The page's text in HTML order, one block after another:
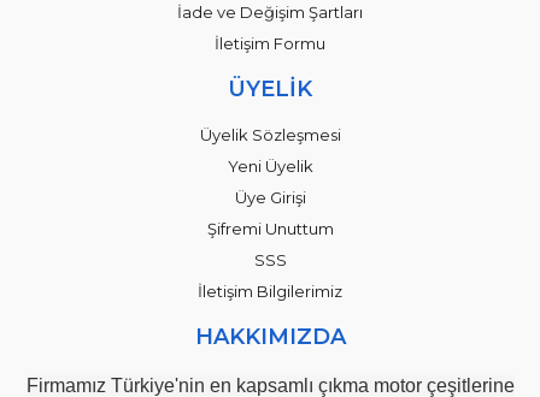
İade ve Değişim Şartları
İletişim Formu
ÜYELİK
Üyelik Sözleşmesi
Yeni Üyelik
Üye Girişi
Şifremi Unuttum
SSS
İletişim Bilgilerimiz
HAKKIMIZDA
Firmamız Türkiye'nin en kapsamlı çıkma motor çeşitlerine